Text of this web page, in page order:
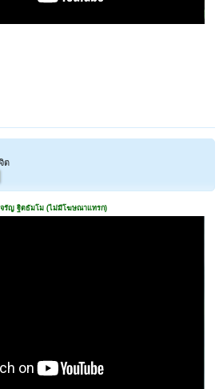
ต
จรัญ ฐิตธัมโม (ไม่มีโฆษณาแทรก)